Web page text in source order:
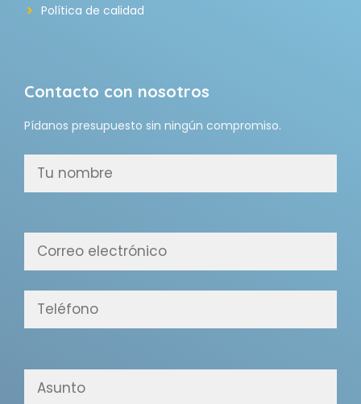
Política de calidad
Contacto con nosotros
Pídanos presupuesto sin ningún compromiso.